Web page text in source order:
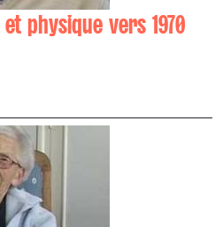
physique vers 1970